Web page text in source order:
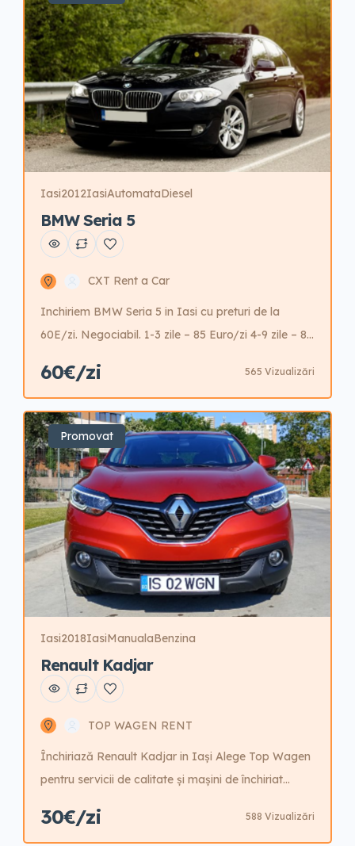
Iasi2012IasiAutomataDiesel
BMW Seria 5
CXT Rent a Car
Inchiriem BMW Seria 5 in Iasi cu preturi de la
60E/zi. Negociabil. 1-3 zile – 85 Euro/zi 4-9 zile – 80
Euro/zi 22-30 zile – 65 Euro/zi +31 zile – 60 Euro/zi
Garantie 500 Euro Posibilitate fara garantie cu un
cost suplimentar pe zi.
60€/zi 565 Vizualizări
Promovat
Iasi2018IasiManualaBenzina
Renault Kadjar
TOP WAGEN RENT
Închiriază Renault Kadjar in Iași Alege Top Wagen
pentru servicii de calitate și mașini de închiriat
30€/zi 588 Vizualizări